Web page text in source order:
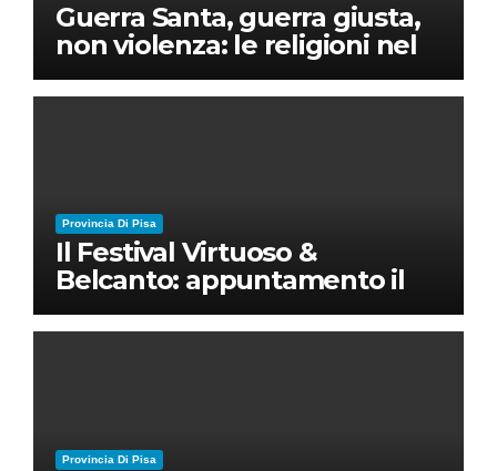
Guerra Santa, guerra giusta,
non violenza: le religioni nel
nuovo disordine mondiale
Provincia Di Pisa
Il Festival Virtuoso &
Belcanto: appuntamento il
28 luglio a Palazzo Blu con
Ruben Micieli
Provincia Di Pisa